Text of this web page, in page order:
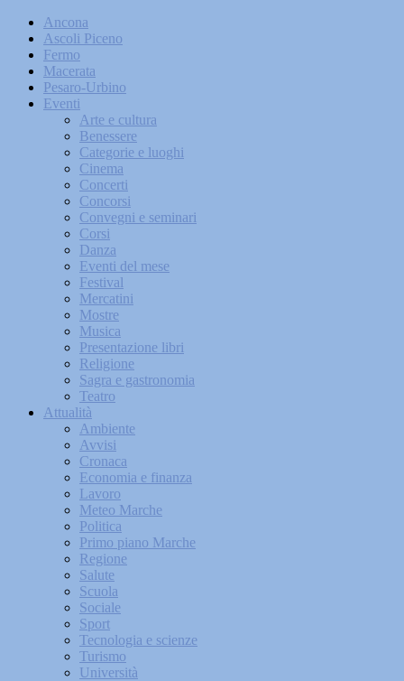
Ancona
Ascoli Piceno
Fermo
Macerata
Pesaro-Urbino
Eventi
Arte e cultura
Benessere
Categorie e luoghi
Cinema
Concerti
Concorsi
Convegni e seminari
Corsi
Danza
Eventi del mese
Festival
Mercatini
Mostre
Musica
Presentazione libri
Religione
Sagra e gastronomia
Teatro
Attualità
Ambiente
Avvisi
Cronaca
Economia e finanza
Lavoro
Meteo Marche
Politica
Primo piano Marche
Regione
Salute
Scuola
Sociale
Sport
Tecnologia e scienze
Turismo
Università